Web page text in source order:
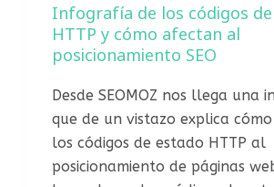
Infografía de los códigos
HTTP y cómo afectan al
posicionamiento SEO
Desde SEOMOZ nos llega una
que de un vistazo explica
los códigos de estado HTTP al
posicionamiento de páginas